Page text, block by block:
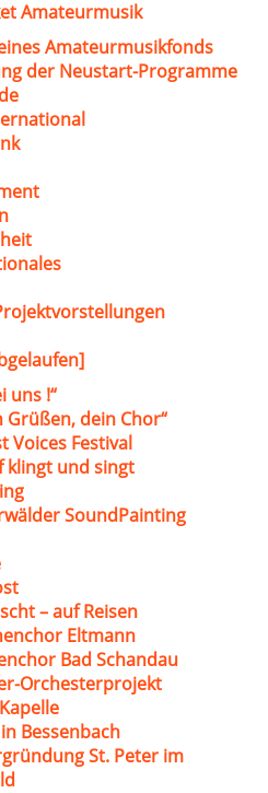
Amateurmusik
Amateurmusikfonds
der Neustart-Programme
uns !“
Grüßen, dein Chor“
Voices Festival
klingt und singt
SoundPainting
– auf Reisen
Eltmann
Bad Schandau
Orchesterprojekt
Bessenbach
St. Peter im